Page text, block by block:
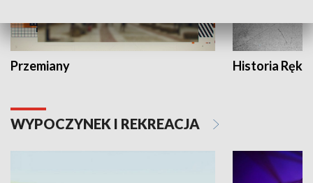
Przemiany Historia Ręką
WYPOCZYNEK I REKREACJA